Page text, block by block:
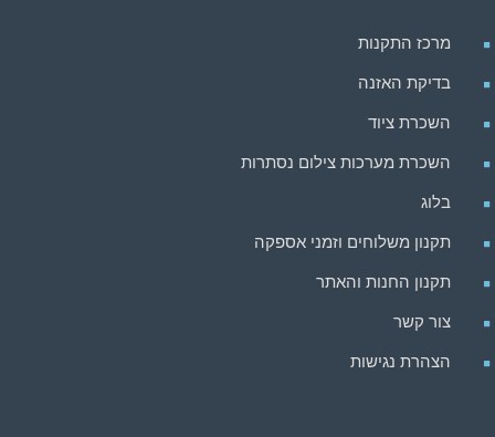
מרכז התקנות
בדיקת האזנה
השכרת ציוד
השכרת מערכות צילום נסתרות
בלוג
תקנון משלוחים וזמני אספקה
תקנון החנות והאתר
צור קשר
הצהרת נגישות